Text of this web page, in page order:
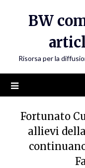
BW
Risorsa per la
Fortunato
allievi della